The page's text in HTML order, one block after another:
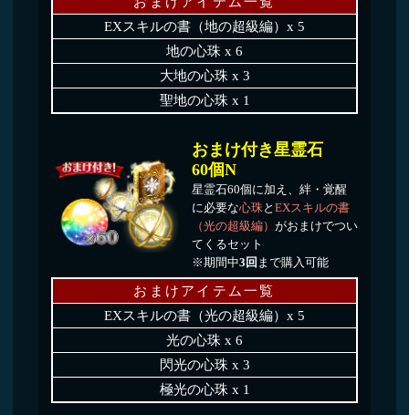
おまけアイテム一覧
覚醒パートナー選択召喚 x 1
■ご注意
※おまけアイテムの「覚醒パートナー選択召喚」はお知らせの報酬
※ユズグミはアイテムを付与された時点の翌月末日23:59までが期
テイルズ オブ アスタリア 運営事務局